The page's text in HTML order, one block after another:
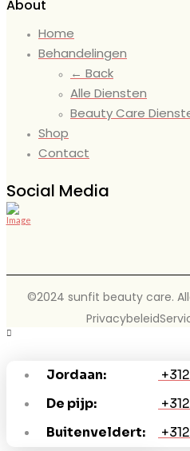
About
Home
Behandelingen
← Back
Alle Diensten
Beauty Care
Shop
Contact
Social Media
©2024 sunfit beauty care.
Privacybeleid
Jordaan:
De pijp:
Buitenveldert: